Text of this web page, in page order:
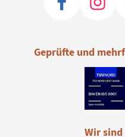
Geprüfte und
Wir